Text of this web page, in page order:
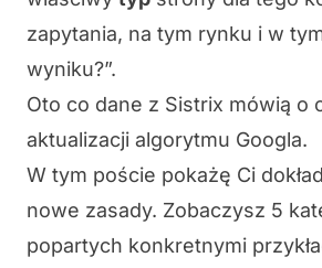
zapytania, na tym rynku i w
wyniku?”.
Oto co dane z Sistrix mówią o
aktualizacji algorytmu Googla.
W tym poście pokażę Ci
nowe zasady. Zobaczysz 5
popartych konkretnymi